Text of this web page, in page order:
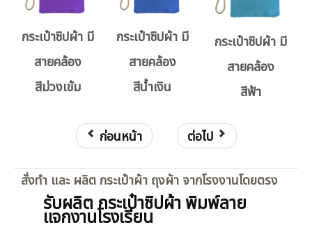
กระเป๋าซิปผ้า มี
สายคล้อง
สีม่วงเข้ม
กระเป๋าซิปผ้า มี
สายคล้อง
สีน้ำเงิน
กระเป๋าซิปผ้า มี
สายคล้อง
สีฟ้า
ก่อนหน้า ต่อไป
สั่งทำ และ ผลิต กระเป๋าผ้า ถุงผ้า จากโรงงานโดยตรง
รับผลิต กระเป๋าซิปผ้า พิมพ์ลาย
แจกงานโรงเรียน